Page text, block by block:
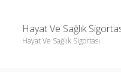
Hayat Ve Sağlık
Hayat Ve Sağlık Sigortası